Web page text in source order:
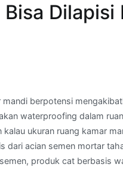
Dilapisi
berpotensi
waterproofing dalam
ukuran ruang kamar
dari acian semen mortar
produk cat berbasis